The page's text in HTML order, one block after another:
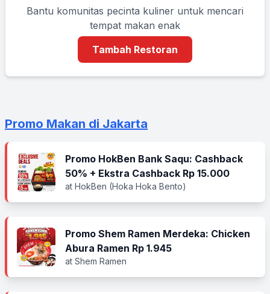
Bantu komunitas pecinta kuliner untuk mencari
tempat makan enak
Tambah Restoran
Promo Makan di Jakarta
Promo HokBen Bank Saqu: Cashback
50% + Ekstra Cashback Rp 15.000
at HokBen (Hoka Hoka Bento)
Promo Shem Ramen Merdeka: Chicken
Abura Ramen Rp 1.945
at Shem Ramen